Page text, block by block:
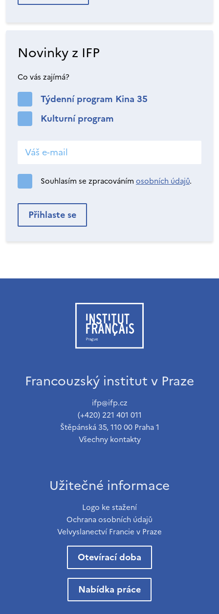
Novinky z IFP
Co vás zajímá?
Týdenní program Kina 35
Kulturní program
Souhlasím se zpracováním osobních údajů.
Francouzský institut v Praze
ifp@ifp.cz
(+420) 221 401 011
Štěpánská 35, 110 00 Praha 1
Všechny kontakty
Užitečné informace
Logo ke stažení
Ochrana osobních údajů
Velvyslanectví Francie v Praze
Otevírací doba
Nabídka práce